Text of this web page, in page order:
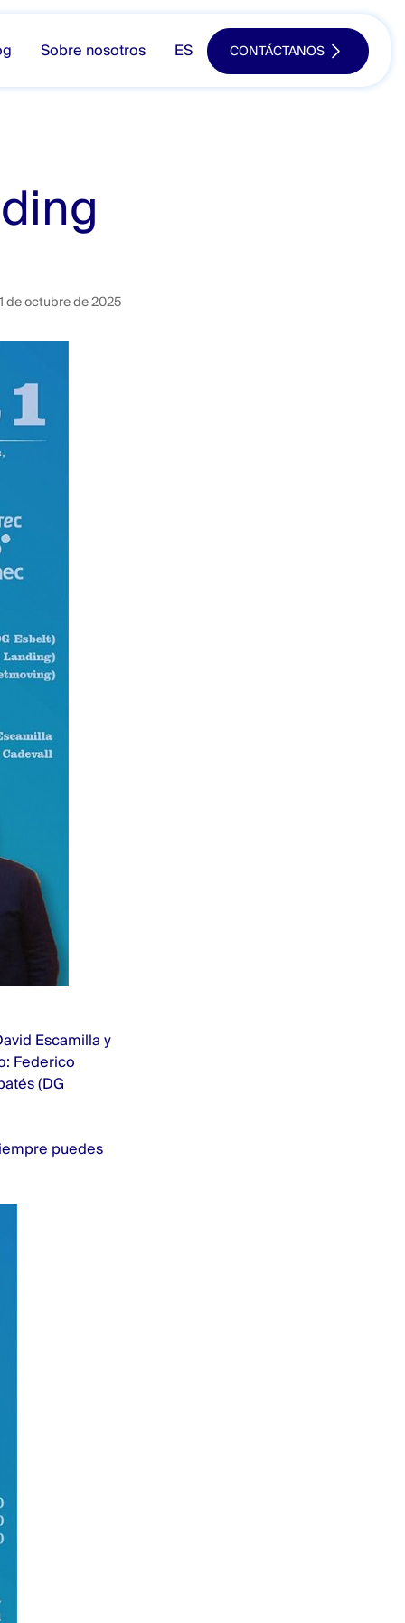
Sobre nosotros ES CONTÁCTANOS
de octubre de 2025
Escamilla y
Federico
(DG
puedes